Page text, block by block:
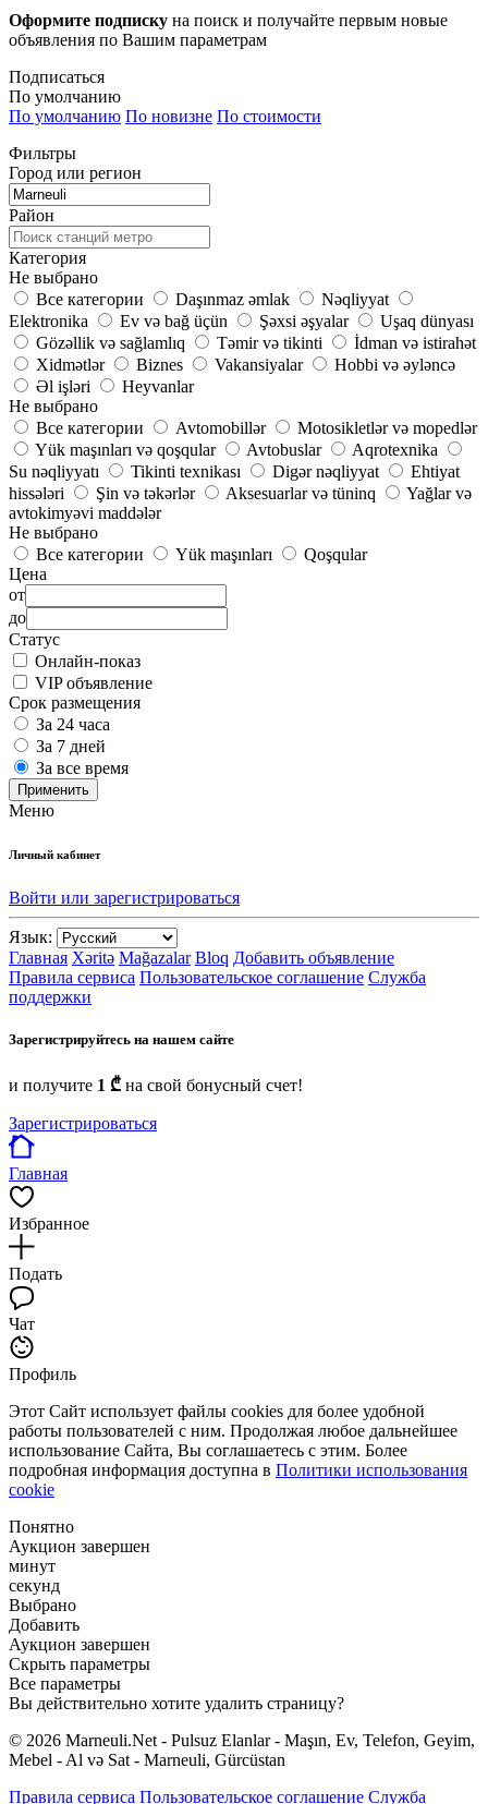
Оформите подписку на поиск и получайте первым новые
объявления по Вашим параметрам
Подписаться
По умолчанию
По умолчанию По новизне По стоимости
Фильтры
Город или регион
Район
Категория
Не выбрано
Все категории
Daşınmaz əmlak
Nəqliyyat
Elektronika
Ev və bağ üçün Şəxsi əşyalar
Uşaq dünyası
Gözəllik və sağlamlıq
Təmir və tikinti
İdman və istirahət
Xidmətlər
Biznes Vakansiyalar
Hobbi və əyləncə
Əl işləri
Heyvanlar
Не выбрано
Все категории
Avtomobillər
Motosikletlər və mopedlər
Yük maşınları və qoşqular
Avtobuslar
Aqrotexnika
Su nəqliyyatı
Tikinti texnikası Digər nəqliyyat
Ehtiyat
hissələri
Şin və təkərlər Aksesuarlar və tüninq
Yağlar və
avtokimyəvi maddələr
Не выбрано
Все категории
Yük maşınları
Qoşqular
Цена
от
до
Статус
Онлайн-показ
VIP объявление
Срок размещения
За 24 часа
За 7 дней
За все время
Применить
Меню
Личный кабинет
Войти или зарегистрироваться
Язык:
Главная Xəritə Mağazalar Bloq Добавить объявление
Правила сервиса Пользовательское соглашение Служба
поддержки
Зарегистрируйтесь на нашем сайте
и получите 1 ₾ на свой бонусный счет!
Зарегистрироваться
Главная
Избранное
Подать
Чат
Профиль
Этот Сайт использует файлы cookies для более удобной
работы пользователей с ним. Продолжая любое дальнейшее
использование Сайта, Вы соглашаетесь с этим. Более
подробная информация доступна в Политики использования
cookie
Понятно
Аукцион завершен
минут
секунд
Выбрано
Добавить
Аукцион завершен
Скрыть параметры
Все параметры
Вы действительно хотите удалить страницу?
© 2026 Marneuli.Net - Pulsuz Elanlar - Maşın, Ev, Telefon, Geyim,
Mebel - Al və Sat - Marneuli, Gürcüstan
Правила сервиса Пользовательское соглашение Служба